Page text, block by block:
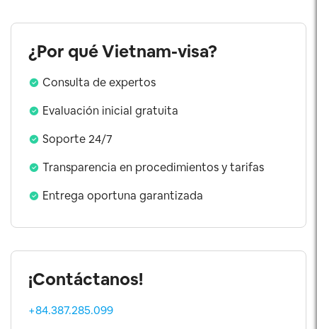
¿Por qué Vietnam-visa?
Consulta de expertos
Evaluación inicial gratuita
Soporte 24/7
Transparencia en procedimientos y tarifas
Entrega oportuna garantizada
¡Contáctanos!
+84.387.285.099